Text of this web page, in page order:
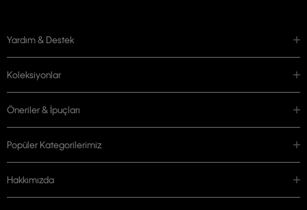
Yardım & Destek
Koleksiyonlar
Öneriler & İpuçları
Popüler Kategorilerimiz
Hakkımızda